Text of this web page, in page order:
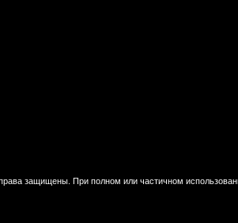
защищены. При полном или частичном